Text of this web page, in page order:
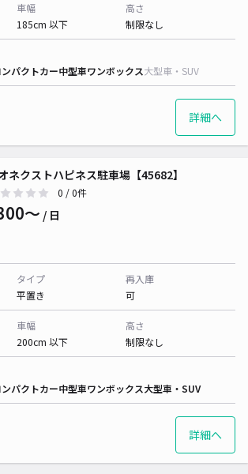
車幅
185cm 以下
高さ
制限なし
ンパクトカー中型車ワンボックス大型車・SUV
詳細へ
ネクストハピネス駐車場【45682】
0 / 0件
〜 / 日
タイプ
平置き
再入庫
可
車幅
200cm 以下
高さ
制限なし
ンパクトカー中型車ワンボックス大型車・SUV
詳細へ